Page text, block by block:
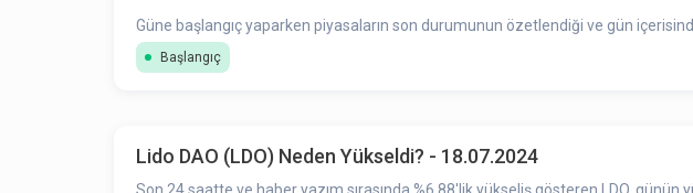
Güne başlangıç yaparken piyasaların son durumunun özetlendiği ve gün
Başlangıç
Lido DAO (LDO) Neden Yükseldi? - 18.07.2024